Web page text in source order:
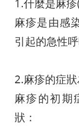
1.什麼是麻
麻疹是由感
引起的急性
2.麻疹的症狀
麻疹的初期
狀：